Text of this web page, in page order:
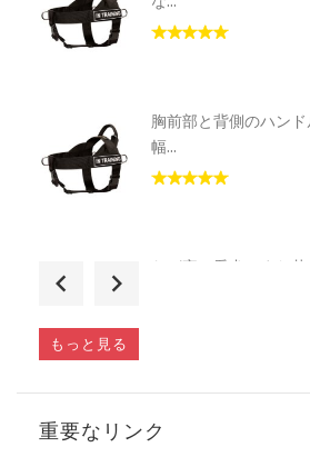
胸前部と背側のハン
幅...
わが家の愛犬はまだ若
�...
もっと見る
重要なリンク